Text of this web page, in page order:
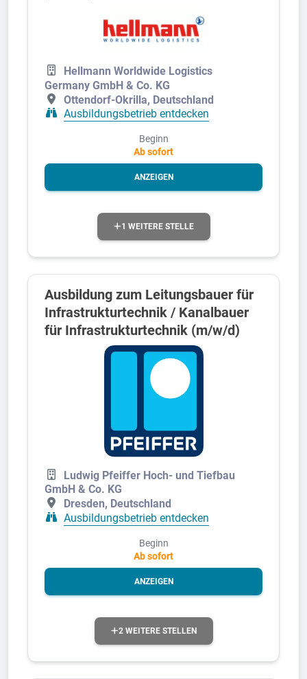
Hellmann Worldwide Logistics
Germany GmbH & Co. KG
Ottendorf-Okrilla, Deutschland
Ausbildungsbetrieb entdecken
Beginn
Ab sofort
ANZEIGEN
1 WEITERE STELLE
Ausbildung zum Leitungsbauer für
Infrastrukturtechnik / Kanalbauer
für Infrastrukturtechnik (m/w/d)
Ludwig Pfeiffer Hoch- und Tiefbau
GmbH & Co. KG
Dresden, Deutschland
Ausbildungsbetrieb entdecken
Beginn
Ab sofort
ANZEIGEN
2 WEITERE STELLEN